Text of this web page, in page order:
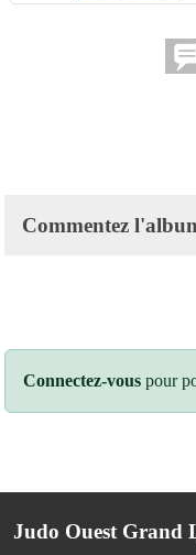
Commentez
Connectez-vous pour
Judo Ouest Grand